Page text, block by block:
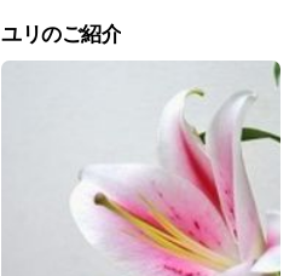
ユリのご紹介